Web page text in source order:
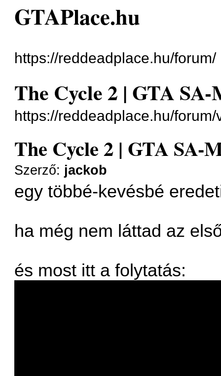
GTAPlace.hu
https://reddeadplace.hu/forum/
The Cycle 2 | GTA
https://reddeadplace.hu/
The Cycle 2 | GTA SA-
Szerző: jackob
egy többé-kevésbé
ha még nem láttad az
és most itt a folytatás: